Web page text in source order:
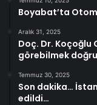
Boyabat’ta
Aralık 31, 2025
Doç. Dr. Koçoğlu
görebilmek
Temmuz 30, 2025
Son dakika…
edildi…